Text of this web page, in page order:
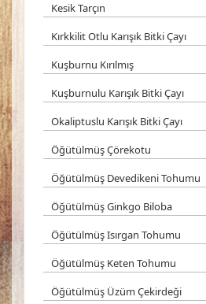
Kesik Tarçın
Kırkkilit Otlu Karışık Bitki Çayı
Kuşburnu Kırılmış
Kuşburnulu Karışık Bitki Çayı
Okaliptuslu Karışık Bitki Çayı
Öğütülmüş Çörekotu
Öğütülmüş Devedikeni Tohumu
Öğütülmüş Ginkgo Biloba
Öğütülmüş Isırgan Tohumu
Öğütülmüş Keten Tohumu
Öğütülmüş Üzüm Çekirdeği